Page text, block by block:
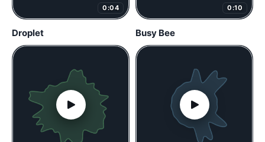
0:04
Droplet
0:10
Busy Bee